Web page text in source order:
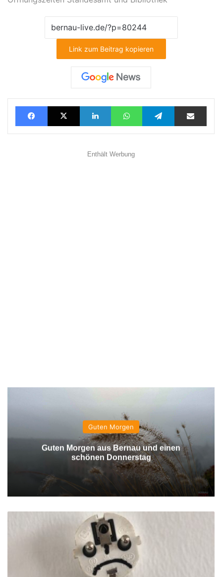
Link zum Beitrag kopieren
FacebookX LinkedInWhatsAppTelegramTeilen via E-Mail
Enthält Werbung
Guten Morgen
Guten Morgen aus Bernau und einen
schönen Donnerstag